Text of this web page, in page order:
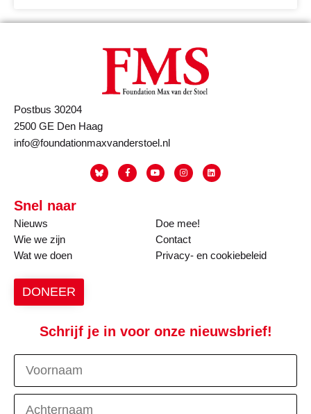
Postbus 30204
2500 GE Den Haag
info@foundationmaxvanderstoel.nl
Snel naar
Nieuws
Wie we zijn
Wat we doen
Doe mee!
Contact
Privacy- en cookiebeleid
DONEER
Schrijf je in voor onze nieuwsbrief!